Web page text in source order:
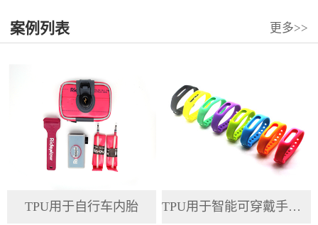
案例列表 更多>>
TPU用于自行车内胎 TPU用于智能可穿戴手环腕带